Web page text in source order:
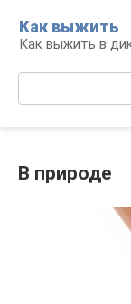
контенту
Как выжить
Как выжить в
В природе